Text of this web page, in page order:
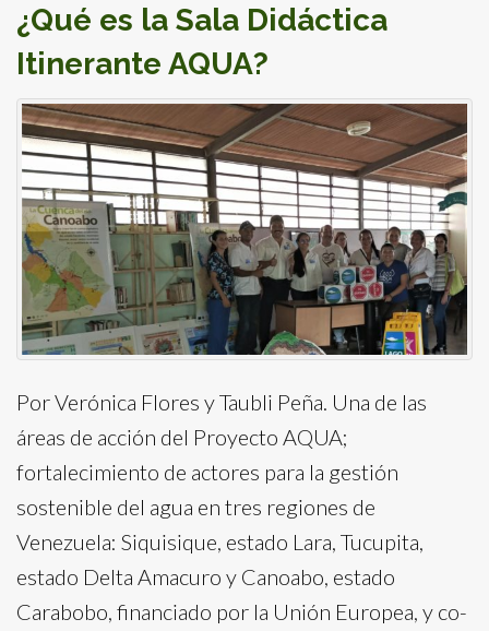
¿Qué es la Sala Didáctica
Itinerante AQUA?
Por Verónica Flores y Taubli Peña. Una de las
áreas de acción del Proyecto AQUA;
fortalecimiento de actores para la gestión
sostenible del agua en tres regiones de
Venezuela: Siquisique, estado Lara, Tucupita,
estado Delta Amacuro y Canoabo, estado
Carabobo, financiado por la Unión Europea, y co-